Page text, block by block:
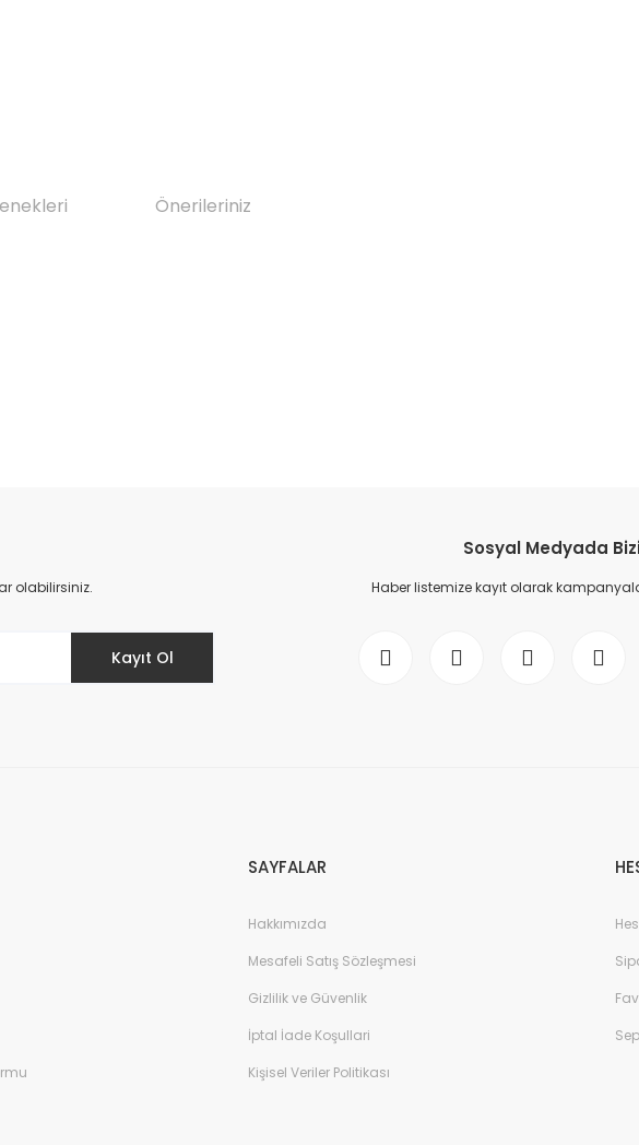
Önerileriniz
olabilirsiniz.
Kayıt Ol
Sosyal Medyada
Haber listemize kayıt olarak
SAYFALAR
Hakkımızda
Mesafeli Satış Sözleşmesi
Gizlilik ve Güvenlik
İptal İade Koşullari
Kişisel Veriler Politikası